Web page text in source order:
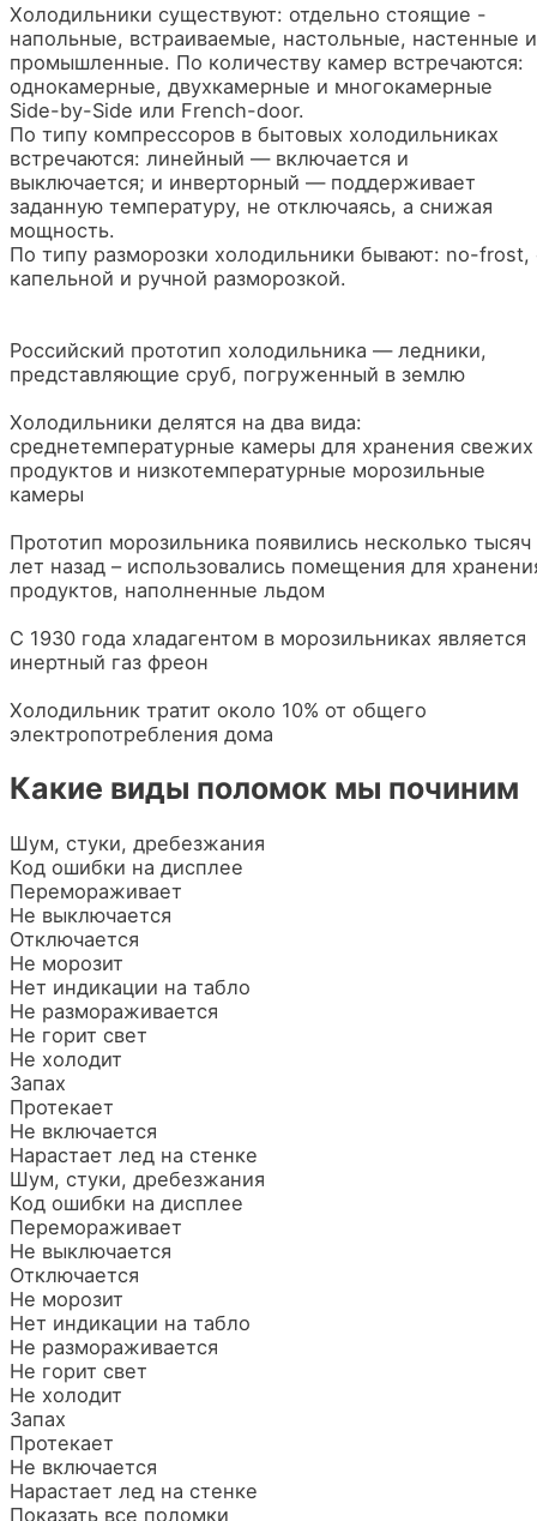
Холодильники существуют: отдельно стоящие -
напольные, встраиваемые, настольные, настенные и
промышленные. По количеству камер встречаются:
однокамерные, двухкамерные и многокамерные
Side-by-Side или French-door.
По типу компрессоров в бытовых холодильниках
встречаются: линейный — включается и
выключается; и инверторный — поддерживает
заданную температуру, не отключаясь, а снижая
мощность.
По типу разморозки холодильники бывают: no-frost,
капельной и ручной разморозкой.
Российский прототип холодильника — ледники,
представляющие сруб, погруженный в землю
Холодильники делятся на два вида:
среднетемпературные камеры для хранения свежих
продуктов и низкотемпературные морозильные
камеры
Прототип морозильника появились несколько тысяч
лет назад – использовались помещения для
продуктов, наполненные льдом
С 1930 года хладагентом в морозильниках является
инертный газ фреон
Холодильник тратит около 10% от общего
электропотребления дома
Какие виды поломок мы починим
Шум, стуки, дребезжания
Код ошибки на дисплее
Перемораживает
Не выключается
Отключается
Не морозит
Нет индикации на табло
Не размораживается
Не горит свет
Не холодит
Запах
Протекает
Не включается
Нарастает лед на стенке
Шум, стуки, дребезжания
Код ошибки на дисплее
Перемораживает
Не выключается
Отключается
Не морозит
Нет индикации на табло
Не размораживается
Не горит свет
Не холодит
Запах
Протекает
Не включается
Нарастает лед на стенке
Показать все поломки